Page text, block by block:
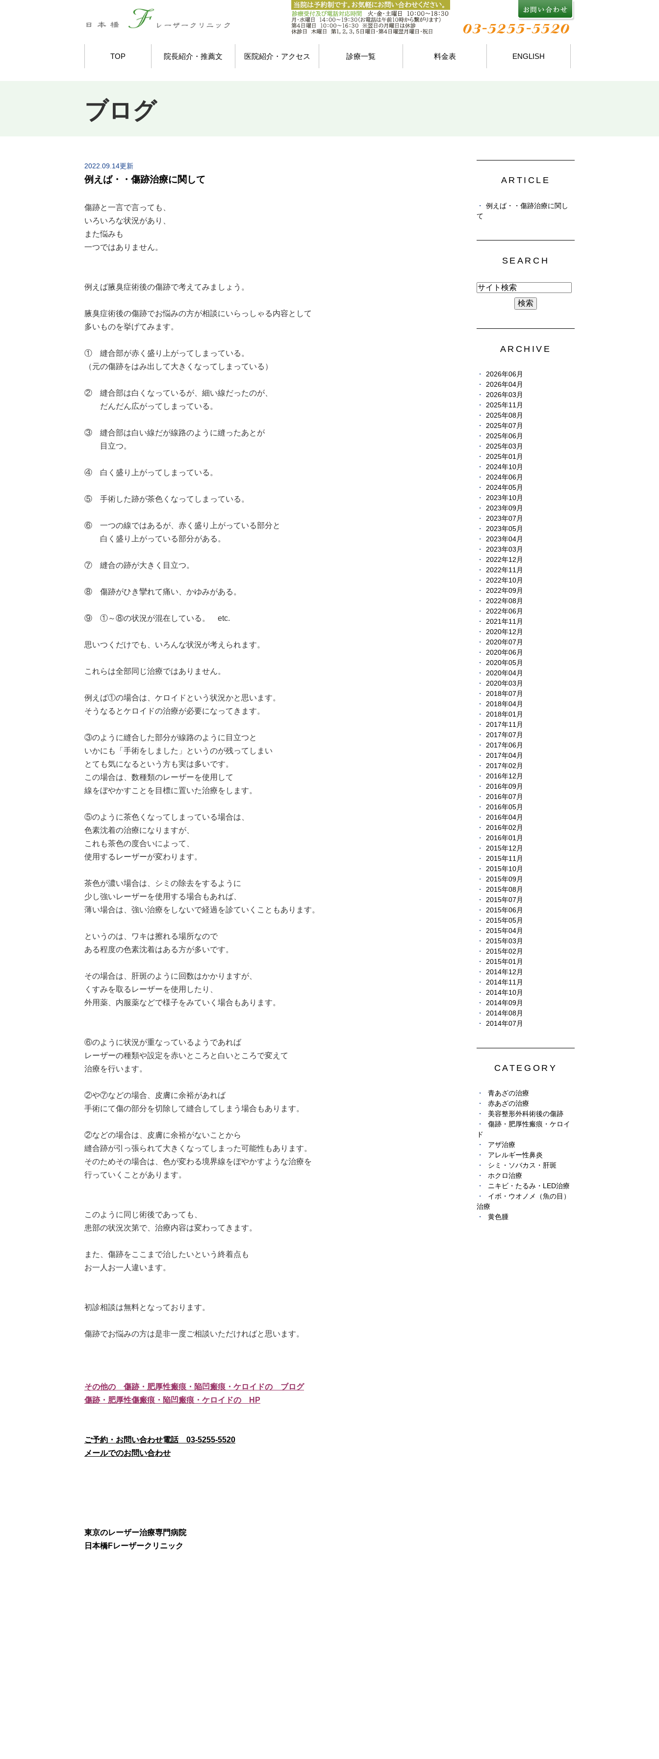
TOP 院長紹介・推薦文 医院紹介・アクセス 診療一覧 料金表 ENGLISH
ブログ
2022.09.14更新
例えば・・傷跡治療に関して
傷跡と一言で言っても、
いろいろな状況があり、
また悩みも
一つではありません。
例えば腋臭症術後の傷跡で考えてみましょう。
腋臭症術後の傷跡でお悩みの方が相談にいらっしゃる内容として
多いものを挙げてみます。
① 縫合部が赤く盛り上がってしまっている。
（元の傷跡をはみ出して大きくなってしまっている）
② 縫合部は白くなっているが、細い線だったのが、
だんだん広がってしまっている。
③ 縫合部は白い線だが線路のように縫ったあとが
目立つ。
④ 白く盛り上がってしまっている。
⑤ 手術した跡が茶色くなってしまっている。
⑥ 一つの線ではあるが、赤く盛り上がっている部分と
白く盛り上がっている部分がある。
⑦ 縫合の跡が大きく目立つ。
⑧ 傷跡がひき攣れて痛い、かゆみがある。
⑨ ①～⑧の状況が混在している。 etc.
思いつくだけでも、いろんな状況が考えられます。
これらは全部同じ治療ではありません。
例えば①の場合は、ケロイドという状況かと思います。
そうなるとケロイドの治療が必要になってきます。
③のように縫合した部分が線路のように目立つと
いかにも「手術をしました」というのが残ってしまい
とても気になるという方も実は多いです。
この場合は、数種類のレーザーを使用して
線をぼやかすことを目標に置いた治療をします。
⑤のように茶色くなってしまっている場合は、
色素沈着の治療になりますが、
これも茶色の度合いによって、
使用するレーザーが変わります。
茶色が濃い場合は、シミの除去をするように
少し強いレーザーを使用する場合もあれば、
薄い場合は、強い治療をしないで経過を診ていくこともあります。
というのは、ワキは擦れる場所なので
ある程度の色素沈着はある方が多いです。
その場合は、肝斑のように回数はかかりますが、
くすみを取るレーザーを使用したり、
外用薬、内服薬などで様子をみていく場合もあります。
⑥のように状況が重なっているようであれば
レーザーの種類や設定を赤いところと白いところで変えて
治療を行います。
②や⑦などの場合、皮膚に余裕があれば
手術にて傷の部分を切除して縫合してしまう場合もあります。
②などの場合は、皮膚に余裕がないことから
縫合跡が引っ張られて大きくなってしまった可能性もあります。
そのためその場合は、色が変わる境界線をぼやかすような治療を
行っていくことがあります。
このように同じ術後であっても、
患部の状況次第で、治療内容は変わってきます。
また、傷跡をここまで治したいという終着点も
お一人お一人違います。
初診相談は無料となっております。
傷跡でお悩みの方は是非一度ご相談いただければと思います。
その他の 傷跡・肥厚性瘢痕・陥凹瘢痕・ケロイドの ブログ
傷跡・肥厚性傷瘢痕・陥凹瘢痕・ケロイドの HP
ご予約・お問い合わせ電話 03-5255-5520
メールでのお問い合わせ
東京のレーザー治療専門病院
日本橋Fレーザークリニック
ARTICLE
例えば・・傷跡治療に関し
て
SEARCH
ARCHIVE
2026年06月
2026年04月
2026年03月
2025年11月
2025年08月
2025年07月
2025年06月
2025年03月
2025年01月
2024年10月
2024年06月
2024年05月
2023年10月
2023年09月
2023年07月
2023年05月
2023年04月
2023年03月
2022年12月
2022年11月
2022年10月
2022年09月
2022年08月
2022年06月
2021年11月
2020年12月
2020年07月
2020年06月
2020年05月
2020年04月
2020年03月
2018年07月
2018年04月
2018年01月
2017年11月
2017年07月
2017年06月
2017年04月
2017年02月
2016年12月
2016年09月
2016年07月
2016年05月
2016年04月
2016年02月
2016年01月
2015年12月
2015年11月
2015年10月
2015年09月
2015年08月
2015年07月
2015年06月
2015年05月
2015年04月
2015年03月
2015年02月
2015年01月
2014年12月
2014年11月
2014年10月
2014年09月
2014年08月
2014年07月
CATEGORY
青あざの治療
赤あざの治療
美容整形外科術後の傷跡
傷跡・肥厚性瘢痕・ケロイ
ド
アザ治療
アレルギー性鼻炎
シミ・ソバカス・肝斑
ホクロ治療
ニキビ・たるみ・LED治療
イボ・ウオノメ（魚の目）
治療
黄色腫